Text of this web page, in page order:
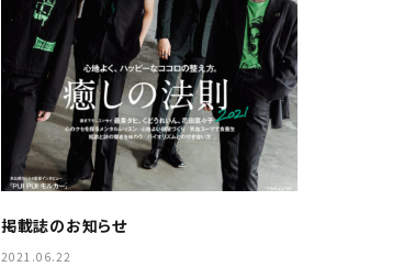
トイレ・消臭衛生
ベース手作り食材・
野菜・穀物食材
掲載誌のお知らせ
2021.06.22